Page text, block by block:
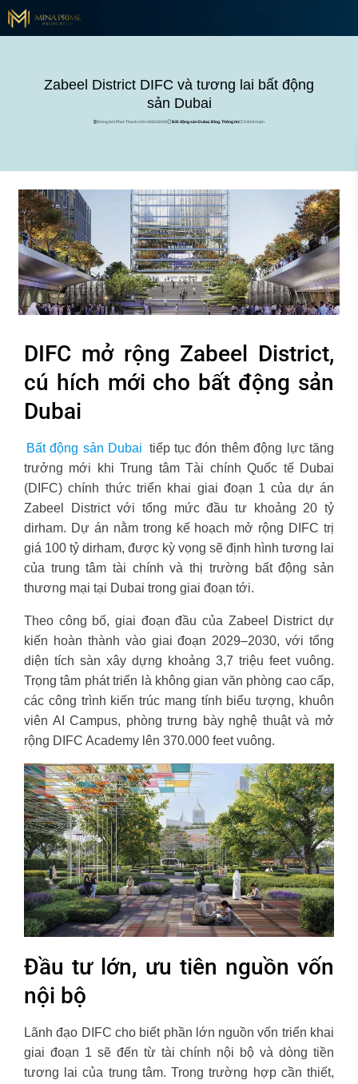
Zabeel District DIFC và tương lai bất động
sản Dubai
Đăng bởi Phat Thanh trên 06/02/2026 Bất động sản Dubai,Blog,Thông tin 0 Bình luận
DIFC mở rộng Zabeel District,
cú hích mới cho bất động sản
Dubai
Bất động sản Dubai tiếp tục đón thêm động lực tăng
trưởng mới khi Trung tâm Tài chính Quốc tế Dubai
(DIFC) chính thức triển khai giai đoạn 1 của dự án
Zabeel District với tổng mức đầu tư khoảng 20 tỷ
dirham. Dự án nằm trong kế hoạch mở rộng DIFC trị
giá 100 tỷ dirham, được kỳ vọng sẽ định hình tương lai
của trung tâm tài chính và thị trường bất động sản
thương mại tại Dubai trong giai đoạn tới.
Theo công bố, giai đoạn đầu của Zabeel District dự
kiến hoàn thành vào giai đoạn 2029–2030, với tổng
diện tích sàn xây dựng khoảng 3,7 triệu feet vuông.
Trọng tâm phát triển là không gian văn phòng cao cấp,
các công trình kiến trúc mang tính biểu tượng, khuôn
viên AI Campus, phòng trưng bày nghệ thuật và mở
rộng DIFC Academy lên 370.000 feet vuông.
Đầu tư lớn, ưu tiên nguồn vốn
nội bộ
Lãnh đạo DIFC cho biết phần lớn nguồn vốn triển khai
giai đoạn 1 sẽ đến từ tài chính nội bộ và dòng tiền
tương lai của trung tâm. Trong trường hợp cần thiết,